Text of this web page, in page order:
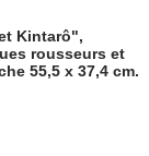
Kintarô",
rousseurs et
55,5 x 37,4 cm.